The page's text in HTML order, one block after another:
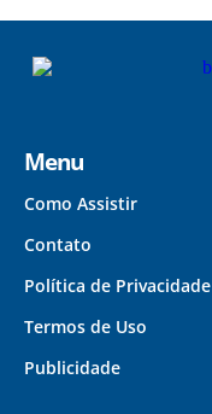
Menu
Como Assistir
Contato
Política de Privacidade
Termos de Uso
Publicidade